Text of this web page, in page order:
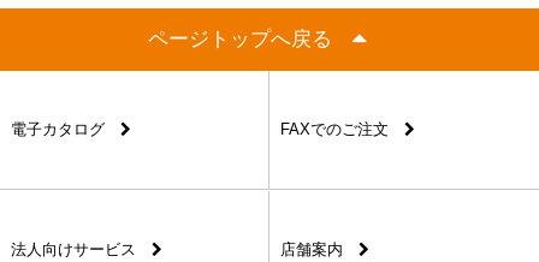
ページトップへ戻る
電子カタログ FAXでのご注文
法人向けサービス 店舗案内